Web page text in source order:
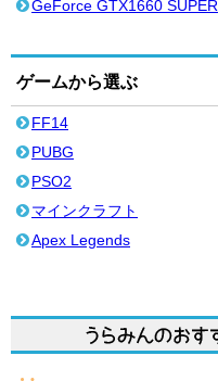
GeForce GTX1660 SUPER
ゲームから選ぶ
FF14
PUBG
PSO2
マインクラフト
Apex Legends